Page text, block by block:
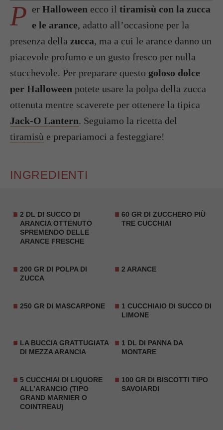
P er Halloween ecco il tiramisù con la zucca
e le arance, adatto all’occasione per la
presenza della zucca, ma a cui le arance danno un
piacevole profumo e un gusto fresco per nulla
stucchevole. Per preparare questo goloso dolce
per Halloween potete usare la polpa della zucca
ottenuta mentre scaverete per ottenere la tipica
Jack-O Lantern. Seguiamo la ricetta del
tiramisù e prepariamoci a festeggiare!
INGREDIENTI
2 DL DI SUCCO DI
ARANCIA OTTENUTO
SPREMENDO DELLE
ARANCE FRESCHE
60 GR DI ZUCCHERO PIÙ
TRE CUCCHIAI
200 GR DI POLPA DI
ZUCCA
2 ARANCE
250 GR DI MASCARPONE
1 CUCCHIAIO DI SUCCO DI
LIMONE
LA BUCCIA GRATTUGIATA
DI MEZZA ARANCIA
1 DL DI PANNA DA
MONTARE
5 CUCCHIAI DI LIQUORE
ALL’ARANCIO (TIPO
GRAND MARNIER O
COINTREAU)
100 GR DI BISCOTTI TIPO
SAVOIARDI